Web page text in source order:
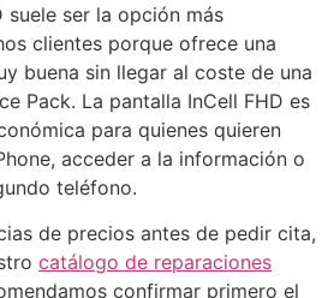
suele ser la opción más
clientes porque ofrece una
buena sin llegar al coste de una
Pack. La pantalla InCell FHD es
para quienes quieren
acceder a la información o
teléfono.
de precios antes de pedir cita,
catálogo de reparaciones
confirmar primero el